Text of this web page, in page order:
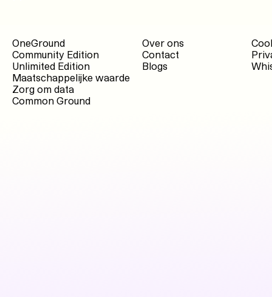
Over ons
Contact
Blogs
OneGround
Community Edition
Unlimited Edition
Maatschappelijke waarde
Zorg om data
Common Ground